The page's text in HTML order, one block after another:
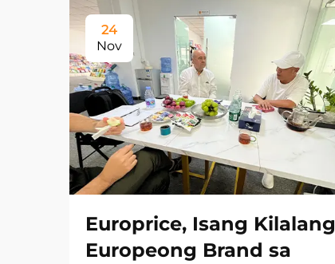
24
Nov
Europrice, Isang Kilalang
Europeong Brand sa